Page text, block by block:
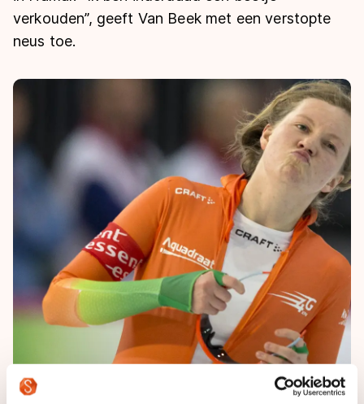
Natuurijs
Kunstschaatsen
Historie & statistiek
Inschrijven wedstrijden
Algemene Nederlandse Schaatstijd
Waar kan ik schaatsen en skaten?
Schaatsfans
Evenementen
Livestreams
Word schaatsfan!
Olympische Spelen
Medaille overzicht
Medaillespiegel
Olympische uitslagen
Van Jong tot Goud verhalen
verkouden”, geeft Van Beek met een verstopte
neus toe.